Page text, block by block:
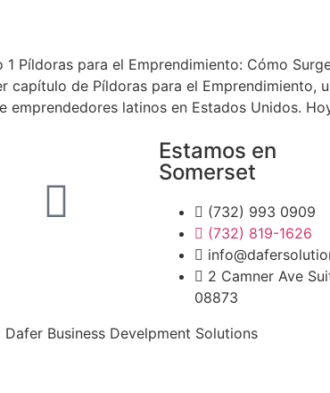
Píldoras para el Emprendimiento: Cómo
capítulo de Píldoras para el
emprendedores latinos en Estados Unidos.
Estamos en
Somerset
(732) 993 0909
(732) 819-1626
2 Camner Ave
08873
Business Develpment Solutions